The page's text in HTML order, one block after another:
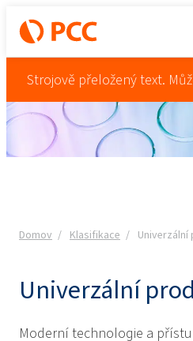
Strojově přeložený text.
Domov Klasifikace
Univerzální
Moderní technologie a